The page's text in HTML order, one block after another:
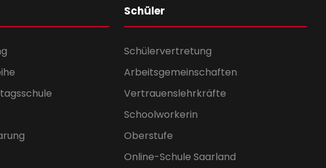
Schüler
Schülervertretung
Arbeitsgemeinschaften
Vertrauenslehrkräfte
Schoolworkerin
Oberstufe
Online-Schule Saarland